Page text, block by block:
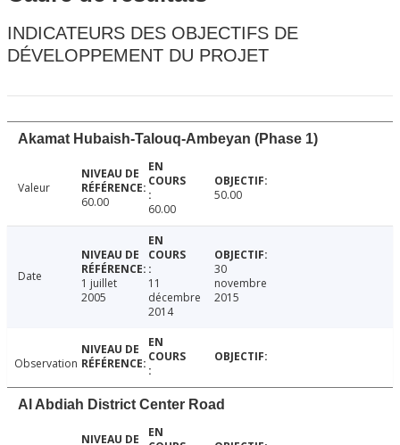
INDICATEURS DES OBJECTIFS DE
DÉVELOPPEMENT DU PROJET
Akamat Hubaish-Talouq-Ambeyan (Phase 1)
Valeur
60.00
60.00
50.00
Date
1 juillet
2005
11
décembre
2014
30
novembre
2015
Observation
Al Abdiah District Center Road